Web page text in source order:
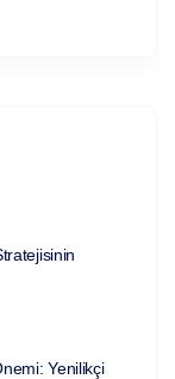
Yenilikçi